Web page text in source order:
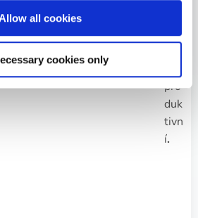
Allow all cookies
cookies only
uch
pro
duk
tivn
í.